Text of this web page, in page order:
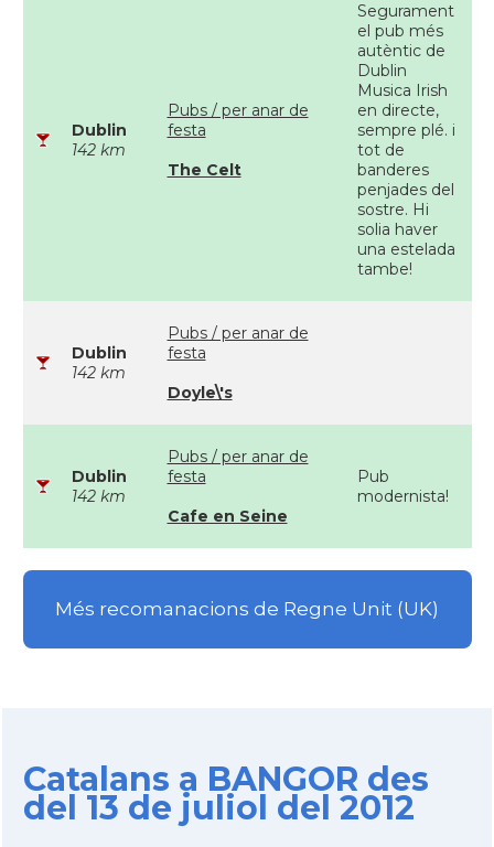
Dublin
142 km
Pubs / per anar de
festa
The Celt
Segurament
el pub més
autèntic de
Dublin
Musica Irish
en directe,
sempre plé. i
tot de
banderes
penjades del
sostre. Hi
solia haver
una estelada
tambe!
Dublin
142 km
Pubs / per anar de
festa
Doyle\'s
Dublin
142 km
Pubs / per anar de
festa
Cafe en Seine
Pub
modernista!
Més recomanacions de Regne Unit (UK)
Catalans a BANGOR des
del 13 de juliol del 2012